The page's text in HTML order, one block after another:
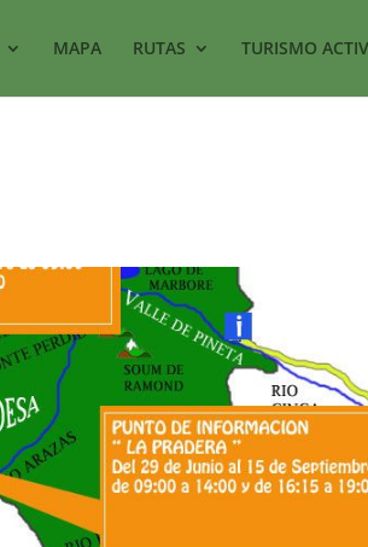
MAPA RUTAS TURISMO